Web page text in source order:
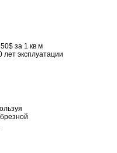
за 1 кв м
эксплуатации